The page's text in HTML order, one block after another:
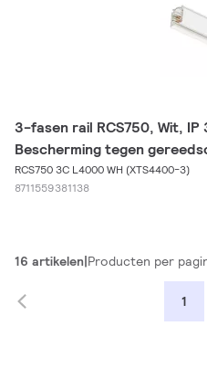
3-fasen rail RCS750, Wit, IP
Bescherming tegen
RCS750 3C L4000 WH (XTS4400-3)
8711559381138
16 artikelen Producten per
1